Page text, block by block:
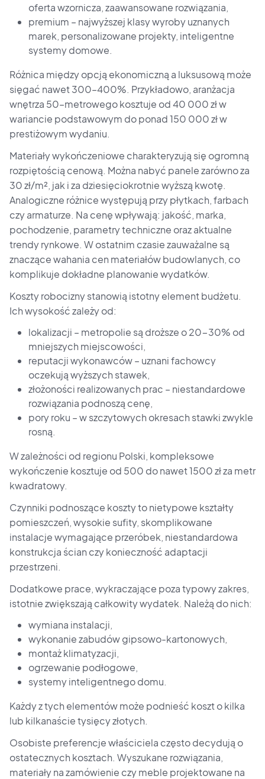
oferta wzornicza, zaawansowane rozwiązania,
premium – najwyższej klasy wyroby uznanych
marek, personalizowane projekty, inteligentne
systemy domowe.
Różnica między opcją ekonomiczną a luksusową może
sięgać nawet 300–400%. Przykładowo, aranżacja
wnętrza 50–metrowego kosztuje od 40 000 zł w
wariancie podstawowym do ponad 150 000 zł w
prestiżowym wydaniu.
Materiały wykończeniowe charakteryzują się ogromną
rozpiętością cenową. Można nabyć panele zarówno za
30 zł/m², jak i za dziesięciokrotnie wyższą kwotę.
Analogiczne różnice występują przy płytkach, farbach
czy armaturze. Na cenę wpływają: jakość, marka,
pochodzenie, parametry techniczne oraz aktualne
trendy rynkowe. W ostatnim czasie zauważalne są
znaczące wahania cen materiałów budowlanych, co
komplikuje dokładne planowanie wydatków.
Koszty robocizny stanowią istotny element budżetu.
Ich wysokość zależy od:
lokalizacji – metropolie są droższe o 20-30% od
mniejszych miejscowości,
reputacji wykonawców – uznani fachowcy
oczekują wyższych stawek,
złożoności realizowanych prac – niestandardowe
rozwiązania podnoszą cenę,
pory roku – w szczytowych okresach stawki zwykle
rosną.
W zależności od regionu Polski, kompleksowe
wykończenie kosztuje od 500 do nawet 1500 zł za metr
kwadratowy.
Czynniki podnoszące koszty to nietypowe kształty
pomieszczeń, wysokie sufity, skomplikowane
instalacje wymagające przeróbek, niestandardowa
konstrukcja ścian czy konieczność adaptacji
przestrzeni.
Dodatkowe prace, wykraczające poza typowy zakres,
istotnie zwiększają całkowity wydatek. Należą do nich:
wymiana instalacji,
wykonanie zabudów gipsowo-kartonowych,
montaż klimatyzacji,
ogrzewanie podłogowe,
systemy inteligentnego domu.
Każdy z tych elementów może podnieść koszt o kilka
lub kilkanaście tysięcy złotych.
Osobiste preferencje właściciela często decydują o
ostatecznych kosztach. Wyszukane rozwiązania,
materiały na zamówienie czy meble projektowane na